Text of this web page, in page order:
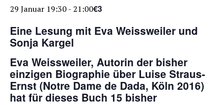
29 Januar 19:30- 21:00€3
Eine Lesung mit Eva Weissweiler und
Sonja Kargel
Eva Weissweiler, Autorin der bisher
einzigen Biographie über Luise Straus-
Ernst (Notre Dame de Dada, Köln 2016)
hat für dieses Buch 15 bisher